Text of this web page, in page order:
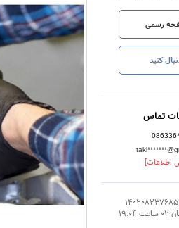
و
روابط
عمومی‌ها
رسمی
کنید
تماس
اطلاعات]